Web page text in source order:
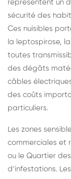
représentent un
sécurité des
Ces nuisibles
la leptospirose,
toutes
des dégâts
câbles
des coûts
particuliers.
Les zones
commerciales et
ou le Quartier
d’infestations.